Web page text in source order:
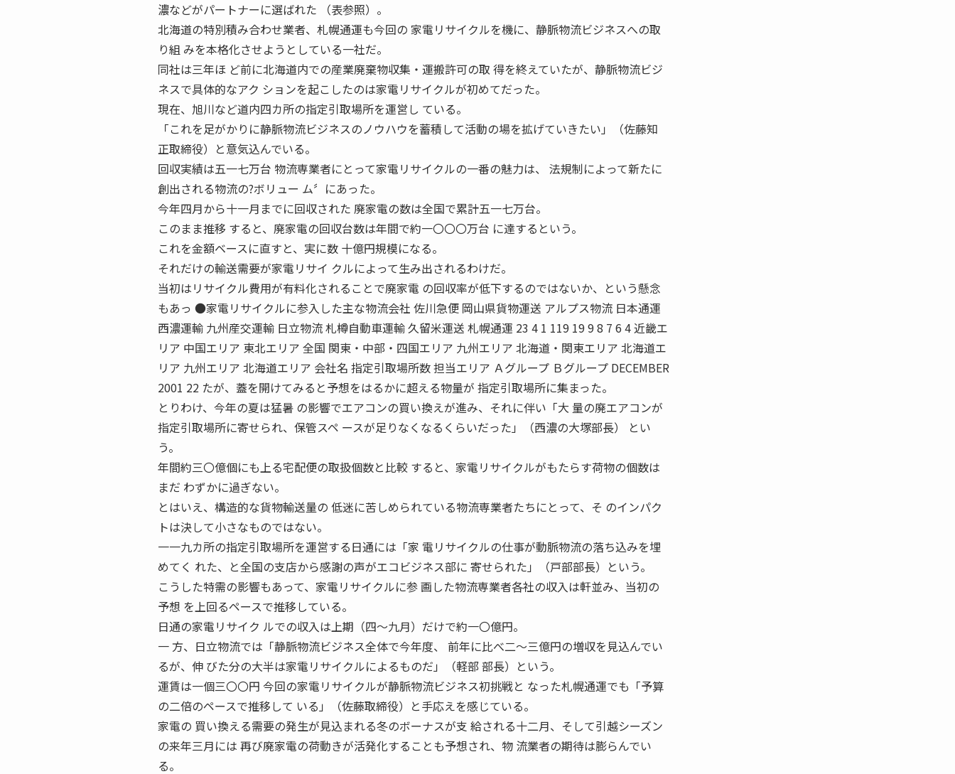
濃などがパートナーに選ばれた （表参照）。
北海道の特別積み合わせ業者、札幌通運も今回の 家電リサイクルを機に、静脈物流ビジネスへの取
り組 みを本格化させようとしている一社だ。
同社は三年ほ ど前に北海道内での産業廃棄物収集・運搬許可の取 得を終えていたが、静脈物流ビジ
ネスで具体的なアク ションを起こしたのは家電リサイクルが初めてだった。
現在、旭川など道内四カ所の指定引取場所を運営し ている。
「これを足がかりに静脈物流ビジネスのノウハウを蓄積して活動の場を拡げていきたい」（佐藤知
正取締役）と意気込んでいる。
回収実績は五一七万台 物流専業者にとって家電リサイクルの一番の魅力は、 法規制によって新たに
創出される物流の?ボリュー ム〞にあった。
今年四月から十一月までに回収された 廃家電の数は全国で累計五一七万台。
このまま推移 すると、廃家電の回収台数は年間で約一〇〇〇万台 に達するという。
これを金額ベースに直すと、実に数 十億円規模になる。
それだけの輸送需要が家電リサイ クルによって生み出されるわけだ。
当初はリサイクル費用が有料化されることで廃家電 の回収率が低下するのではないか、という懸念
もあっ ●家電リサイクルに参入した主な物流会社 佐川急便 岡山県貨物運送 アルプス物流 日本通運
西濃運輸 九州産交運輸 日立物流 札樽自動車運輸 久留米運送 札幌通運 23 4 1 119 19 9 8 7 6 4 近畿エ
リア 中国エリア 東北エリア 全国 関東・中部・四国エリア 九州エリア 北海道・関東エリア 北海道エ
リア 九州エリア 北海道エリア 会社名 指定引取場所数 担当エリア Ａグループ Ｂグループ DECEMBER
2001 22 たが、蓋を開けてみると予想をはるかに超える物量が 指定引取場所に集まった。
とりわけ、今年の夏は猛暑 の影響でエアコンの買い換えが進み、それに伴い「大 量の廃エアコンが
指定引取場所に寄せられ、保管スペ ースが足りなくなるくらいだった」（西濃の大塚部長） とい
う。
年間約三〇億個にも上る宅配便の取扱個数と比較 すると、家電リサイクルがもたらす荷物の個数は
まだ わずかに過ぎない。
とはいえ、構造的な貨物輸送量の 低迷に苦しめられている物流専業者たちにとって、そ のインパク
トは決して小さなものではない。
一一九カ所の指定引取場所を運営する日通には「家 電リサイクルの仕事が動脈物流の落ち込みを埋
めてく れた、と全国の支店から感謝の声がエコビジネス部に 寄せられた」（戸部部長）という。
こうした特需の影響もあって、家電リサイクルに参 画した物流専業者各社の収入は軒並み、当初の
予想 を上回るペースで推移している。
日通の家電リサイク ルでの収入は上期（四〜九月）だけで約一〇億円。
一 方、日立物流では「静脈物流ビジネス全体で今年度、 前年に比べ二〜三億円の増収を見込んでい
るが、伸 びた分の大半は家電リサイクルによるものだ」（軽部 部長）という。
運賃は一個三〇〇円 今回の家電リサイクルが静脈物流ビジネス初挑戦と なった札幌通運でも「予算
の二倍のペースで推移して いる」（佐藤取締役）と手応えを感じている。
家電の 買い換える需要の発生が見込まれる冬のボーナスが支 給される十二月、そして引越シーズン
の来年三月には 再び廃家電の荷動きが活発化することも予想され、物 流業者の期待は膨らんでい
る。